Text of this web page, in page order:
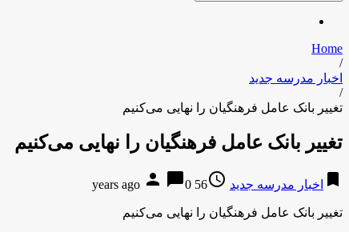
Home
/
اخبار مدرسه جدید
/
تغییر بانک عامل فرهنگیان را نهایی می‌کنیم
تغییر بانک عامل فرهنگیان را نهایی می‌کنیم
bookmark اخبار مدرسه جدید access_time
56 years ago
person chat_bubble0
تغییر بانک عامل فرهنگیان را نهایی می‌کنیم